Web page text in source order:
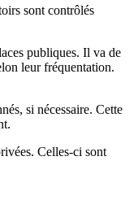
sont contrôlés
publiques. Il va de
leur fréquentation.
si nécessaire. Cette
Celles-ci sont